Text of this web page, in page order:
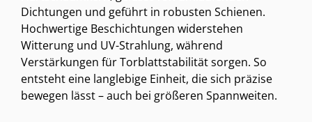
Dichtungen und geführt in robusten Schienen.
Hochwertige Beschichtungen widerstehen
Witterung und UV-Strahlung, während
Verstärkungen für Torblattstabilität sorgen. So
entsteht eine langlebige Einheit, die sich präzise
bewegen lässt – auch bei größeren Spannweiten.